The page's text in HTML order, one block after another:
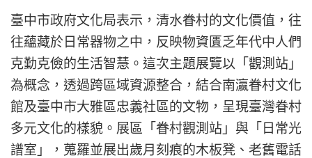
臺中市政府文化局表示，清水眷村的文化價值，往
往蘊藏於日常器物之中，反映物資匱乏年代中人們
克勤克儉的生活智慧。這次主題展覽以「觀測站」
為概念，透過跨區域資源整合，結合南瀛眷村文化
館及臺中市大雅區忠義社區的文物，呈現臺灣眷村
多元文化的樣貌。展區「眷村觀測站」與「日常光
譜室」，蒐羅並展出歲月刻痕的木板凳、老舊電話